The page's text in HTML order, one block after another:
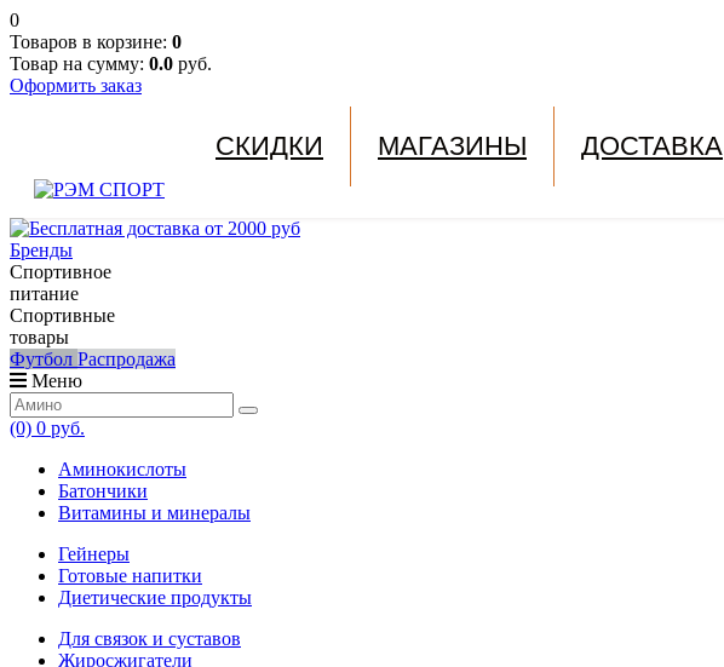
0
Товаров в корзине: 0
Товар на сумму: 0.0 руб.
Оформить заказ
СКИДКИ МАГАЗИНЫ ДОСТАВКА
Бренды
Спортивное
питание
Спортивные
товары
Футбол Распродажа
Меню
(0) 0 руб.
Аминокислоты
Батончики
Витамины и минералы
Гейнеры
Готовые напитки
Диетические продукты
Для связок и суставов
Жиросжигатели